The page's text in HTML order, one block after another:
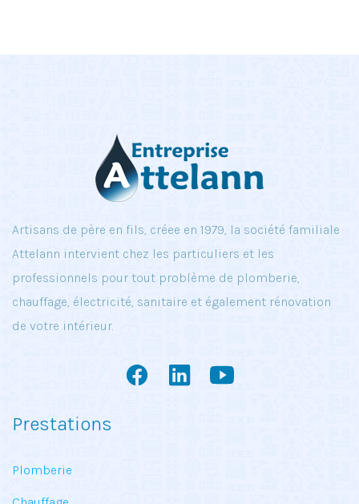
Artisans de père en fils, créee en 1979, la société familiale
Attelann intervient chez les particuliers et les
professionnels pour tout problème de plomberie,
chauffage, électricité, sanitaire et également rénovation
de votre intérieur.
Prestations
Plomberie